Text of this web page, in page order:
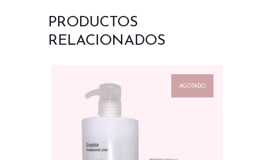
PRODUCTOS
RELACIONADOS
AGOTADO